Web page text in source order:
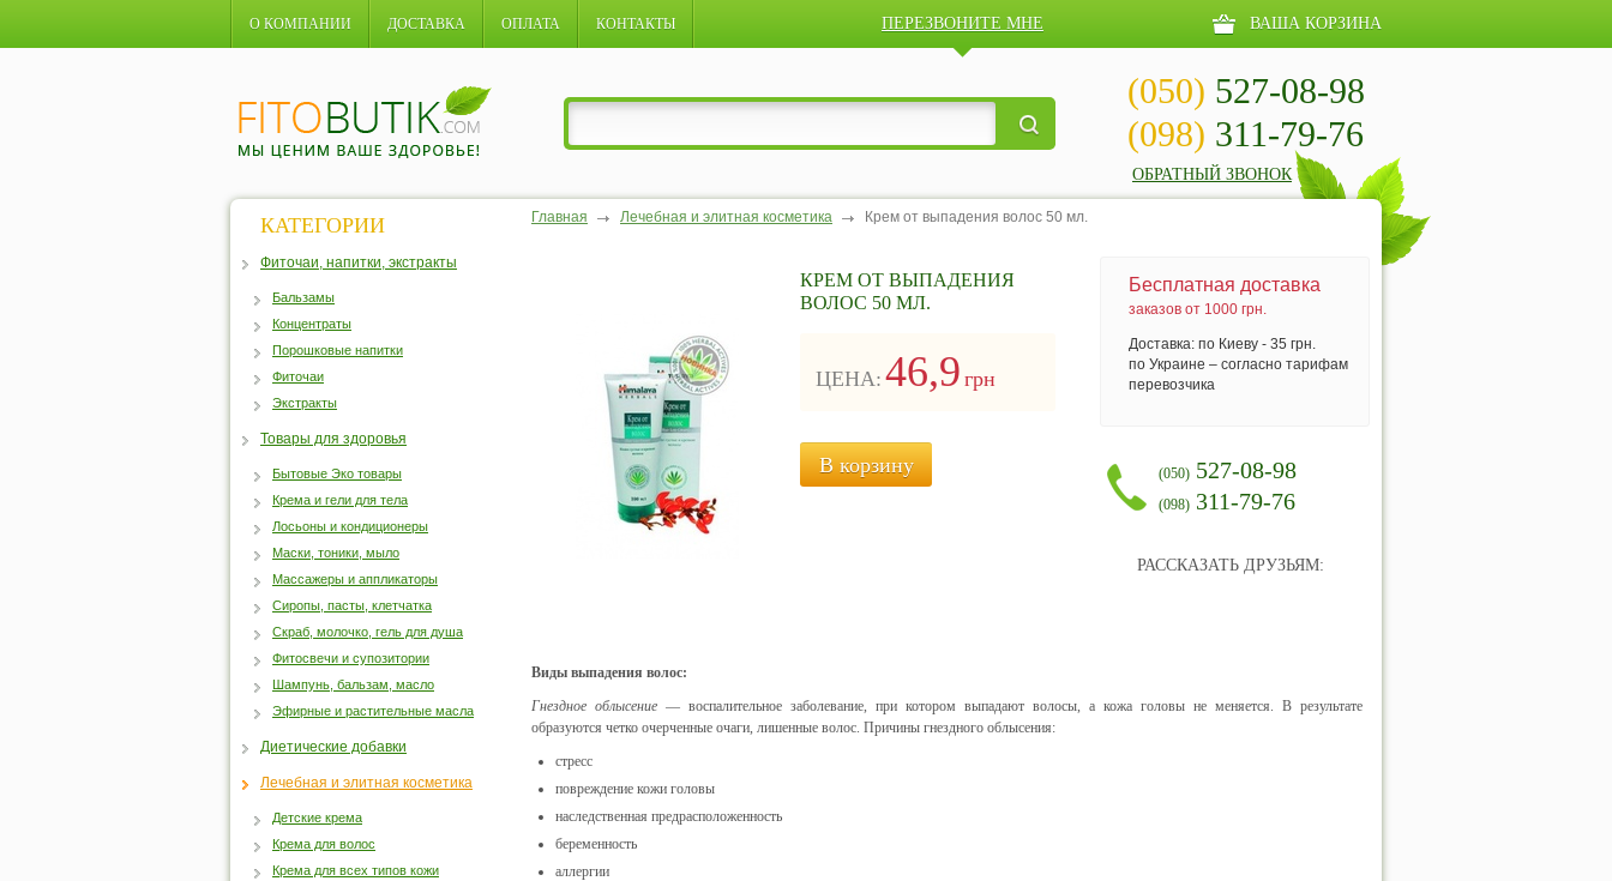
О КОМПАНИИ ДОСТАВКА ОПЛАТА КОНТАКТЫ ПЕРЕЗВОНИТЕ МНЕ ВАША КОРЗИНА
(050) 527-08-98
(098) 311-79-76
ОБРАТНЫЙ ЗВОНОК
Главная Лечебная и элитная косметика Крем от выпадения волос 50 мл.
КРЕМ ОТ ВЫПАДЕНИЯ
ВОЛОС 50 МЛ.
ЦЕНА: 46,9 грн
В корзину
Бесплатная доставка
заказов от 1000 грн.
Доставка: по Киеву - 35 грн.
по Украине – согласно тарифам
перевозчика
(050) 527-08-98
(098) 311-79-76
РАССКАЗАТЬ ДРУЗЬЯМ:
Виды выпадения волос:
Гнездное облысение — воспалительное заболевание, при котором выпадают волосы, а кожа головы не меняется. В результате
образуются четко очерченные очаги, лишенные волос. Причины гнездного облысения:
стресс
повреждение кожи головы
наследственная предрасположенность
беременность
аллергии
КАТЕГОРИИ
Фиточаи, напитки, экстракты
Бальзамы
Концентраты
Порошковые напитки
Фиточаи
Экстракты
Товары для здоровья
Бытовые Эко товары
Крема и гели для тела
Лосьоны и кондиционеры
Маски, тоники, мыло
Массажеры и аппликаторы
Сиропы, пасты, клетчатка
Скраб, молочко, гель для душа
Фитосвечи и супозитории
Шампунь, бальзам, масло
Эфирные и растительные масла
Диетические добавки
Лечебная и элитная косметика
Детские крема
Крема для волос
Крема для всех типов кожи